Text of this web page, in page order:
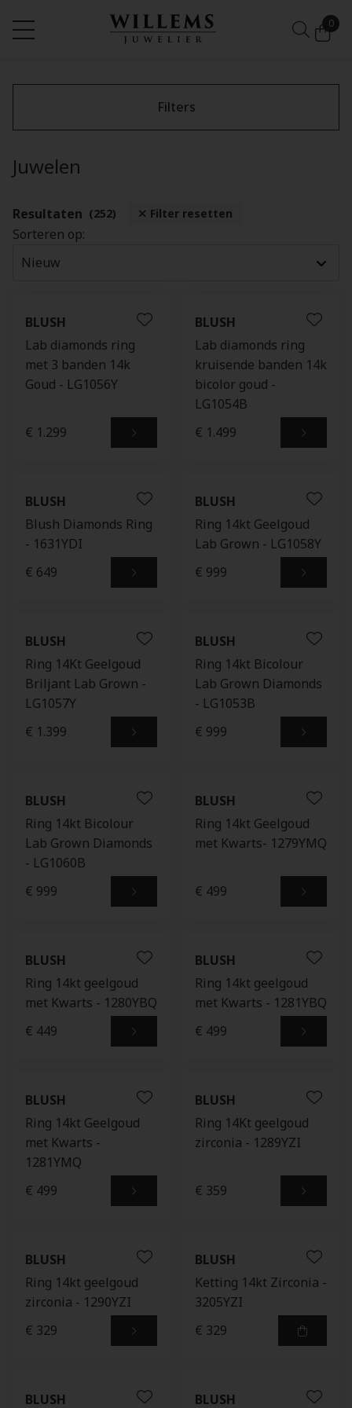
0
Filters
Juwelen
Resultaten (252) Filter resetten
Sorteren op:
BLUSH
Lab diamonds ring
met 3 banden 14k
Goud - LG1056Y
€ 1.299
BLUSH
Lab diamonds ring
kruisende banden 14k
bicolor goud -
LG1054B
€ 1.499
BLUSH
Blush Diamonds Ring
- 1631YDI
€ 649
BLUSH
Ring 14kt Geelgoud
Lab Grown - LG1058Y
€ 999
BLUSH
Ring 14Kt Geelgoud
Briljant Lab Grown -
LG1057Y
€ 1.399
BLUSH
Ring 14kt Bicolour
Lab Grown Diamonds
- LG1053B
€ 999
BLUSH
Ring 14kt Bicolour
Lab Grown Diamonds
- LG1060B
€ 999
BLUSH
Ring 14kt Geelgoud
met Kwarts- 1279YMQ
€ 499
BLUSH
Ring 14kt geelgoud
met Kwarts - 1280YBQ
€ 449
BLUSH
Ring 14kt geelgoud
met Kwarts - 1281YBQ
€ 499
BLUSH
Ring 14kt Geelgoud
met Kwarts -
1281YMQ
€ 499
BLUSH
Ring 14Kt geelgoud
zirconia - 1289YZI
€ 359
BLUSH
Ring 14kt geelgoud
zirconia - 1290YZI
€ 329
BLUSH
Ketting 14kt Zirconia -
3205YZI
€ 329
BLUSH BLUSH